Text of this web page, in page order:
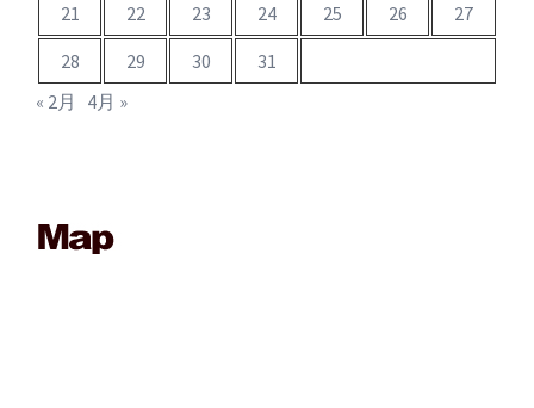
21
22 23 24 25 26
27
28
29 30
31
« 2月
4月 »